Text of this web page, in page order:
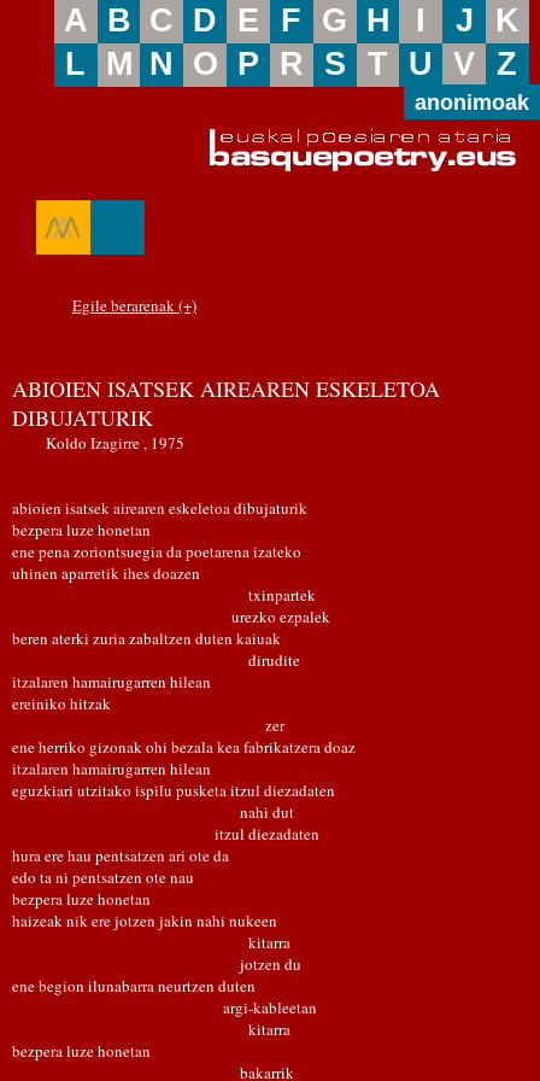
A B C D E F G H I J
K
L
M N O P R S T U V Z
anonimoak
Egile berarenak (+)
ABIOIEN ISATSEK AIREAREN ESKELETOA
DIBUJATURIK
Koldo Izagirre , 1975
abioien isatsek airearen eskeletoa dibujaturik
bezpera luze honetan
ene pena zoriontsuegia da poetarena izateko
uhinen aparretik ihes doazen
txinpartek
urezko ezpalek
beren aterki zuria zabaltzen duten kaiuak
dirudite
itzalaren hamairugarren hilean
ereiniko hitzak
zer
ene herriko gizonak ohi bezala kea fabrikatzera doaz
itzalaren hamairugarren hilean
eguzkiari utzitako ispilu pusketa itzul diezadaten
nahi dut
itzul diezadaten
hura ere hau pentsatzen ari ote da
edo ta ni pentsatzen ote nau
bezpera luze honetan
haizeak nik ere jotzen jakin nahi nukeen
kitarra
jotzen du
ene begion ilunabarra neurtzen duten
argi-kableetan
kitarra
bezpera luze honetan
bakarrik